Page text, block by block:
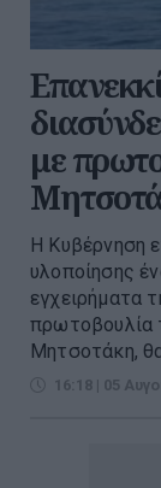
με
Η Κυβέρνηση
υλοποίησης
εγχειρήματα
πρωτοβουλία
Μητσοτάκη, θα
16:18 | 05